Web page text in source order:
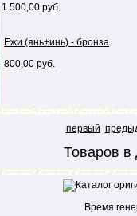
1.500,00 руб.
Ежи (янь+инь) - бронза
800,00 руб.
первый
Товаров в
Время